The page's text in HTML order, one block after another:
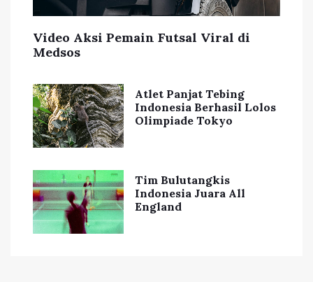
Video Aksi Pemain Futsal Viral di
Medsos
Atlet Panjat Tebing
Indonesia Berhasil Lolos
Olimpiade Tokyo
Tim Bulutangkis
Indonesia Juara All
England